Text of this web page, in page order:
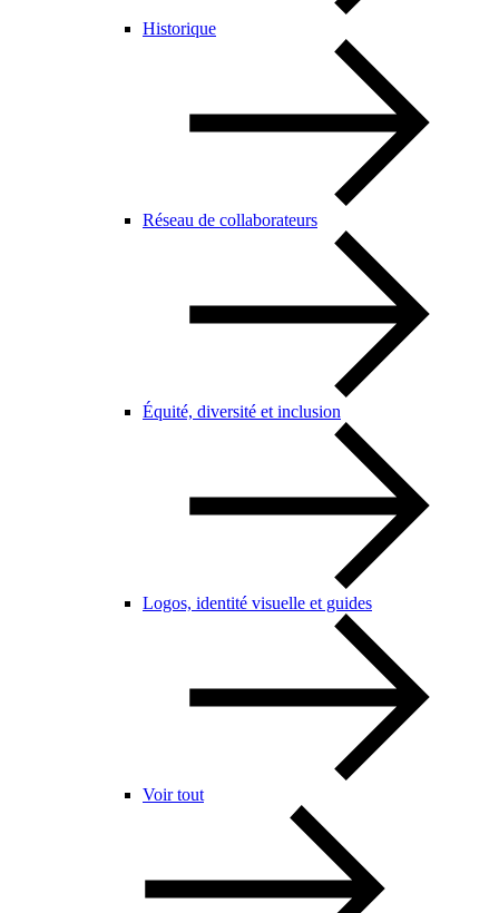
Historique
Réseau de collaborateurs
Équité, diversité et inclusion
Logos, identité visuelle et guides
Voir tout